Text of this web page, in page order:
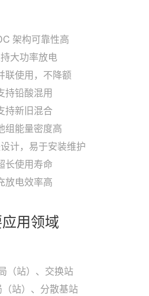
架构可靠性高
大功率放电
联使用，不降额
持铅酸混用
持新旧混合
组能量密度高
计，易于安装维护
长使用寿命
放电效率高
用领域
（站）、交换站
站）、分散基站